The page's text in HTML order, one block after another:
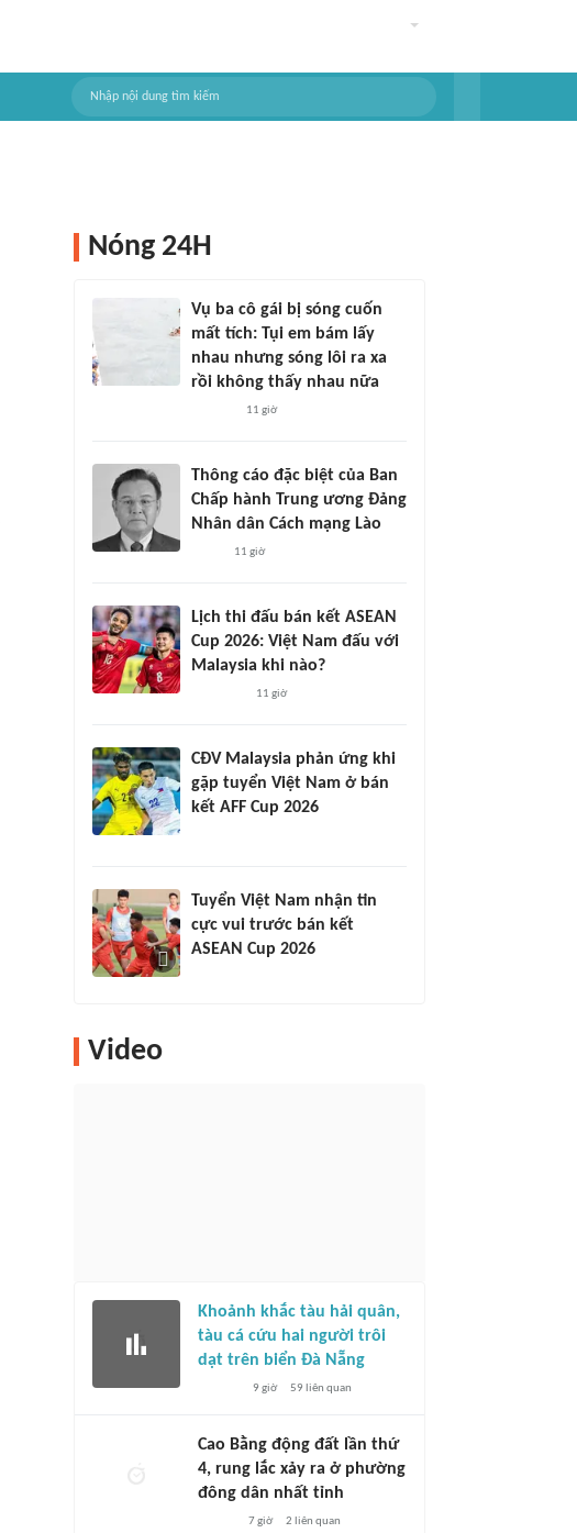
Nóng 24H
Vụ ba cô gái bị sóng cuốn
mất tích: Tụi em bám lấy
nhau nhưng sóng lôi ra xa
rồi không thấy nhau nữa
11 giờ
Thông cáo đặc biệt của Ban
Chấp hành Trung ương Đảng
Nhân dân Cách mạng Lào
11 giờ
Lịch thi đấu bán kết ASEAN
Cup 2026: Việt Nam đấu với
Malaysia khi nào?
11 giờ
CĐV Malaysia phản ứng khi
gặp tuyển Việt Nam ở bán
kết AFF Cup 2026
Tuyển Việt Nam nhận tin
cực vui trước bán kết
ASEAN Cup 2026
Video
Khoảnh khắc tàu hải quân,
tàu cá cứu hai người trôi
dạt trên biển Đà Nẵng
9 giờ 59 liên quan
Cao Bằng động đất lần thứ
4, rung lắc xảy ra ở phường
đông dân nhất tỉnh
7 giờ 2 liên quan